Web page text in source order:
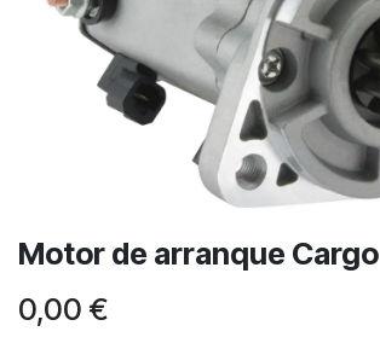
Motor de arranque Cargo
0,00 €